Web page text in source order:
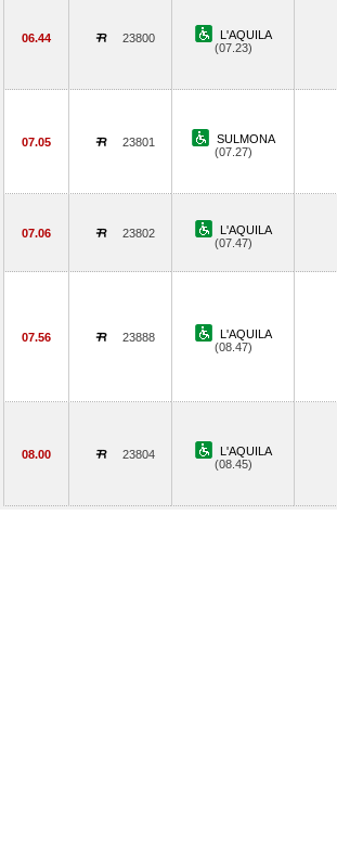
06.44 23800
L'AQUILA
(07.23)
07.05 23801
SULMONA
(07.27)
07.06 23802
L'AQUILA
(07.47)
07.56 23888
L'AQUILA
(08.47)
08.00 23804
L'AQUILA
(08.45)